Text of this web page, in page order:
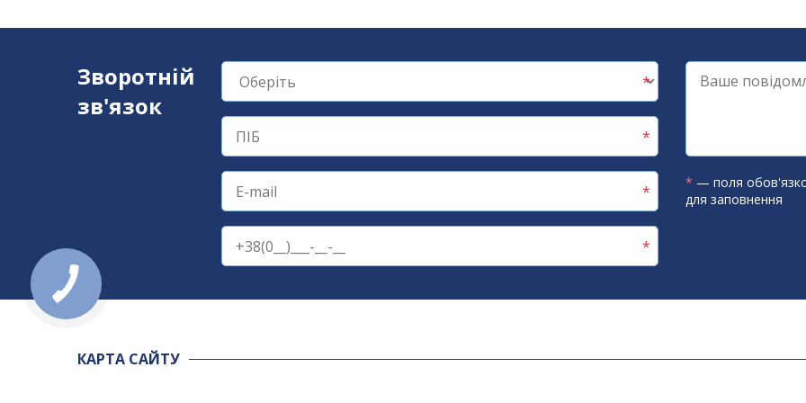
Зворотній
зв'язок
* — поля
для заповнення
КАРТА САЙТУ